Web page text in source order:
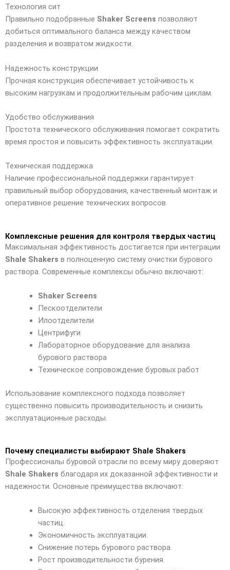
Технология сит
Правильно подобранные Shaker Screens позволяют
добиться оптимального баланса между качеством
разделения и возвратом жидкости.
Надежность конструкции
Прочная конструкция обеспечивает устойчивость к
высоким нагрузкам и продолжительным рабочим циклам.
Удобство обслуживания
Простота технического обслуживания помогает сократить
время простоя и повысить эффективность эксплуатации.
Техническая поддержка
Наличие профессиональной поддержки гарантирует
правильный выбор оборудования, качественный монтаж и
оперативное решение технических вопросов.
Комплексные решения для контроля твердых частиц
Максимальная эффективность достигается при интеграции
Shale Shakers в полноценную систему очистки бурового
раствора. Современные комплексы обычно включают:
Shaker Screens
Пескоотделители
Илоотделители
Центрифуги
Лабораторное оборудование для анализа
бурового раствора
Техническое сопровождение буровых работ
Использование комплексного подхода позволяет
существенно повысить производительность и снизить
эксплуатационные расходы.
Почему специалисты выбирают Shale Shakers
Профессионалы буровой отрасли по всему миру доверяют
Shale Shakers благодаря их доказанной эффективности и
надежности. Основные преимущества включают:
Высокую эффективность отделения твердых
частиц.
Экономичность эксплуатации.
Снижение потерь бурового раствора.
Рост производительности бурения.